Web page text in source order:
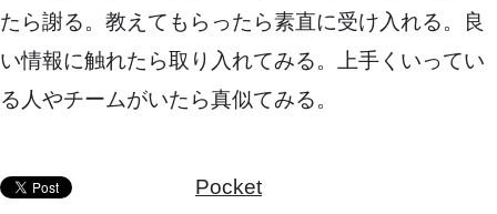
たら謝る。教えてもらったら素直に受け入れる。良
い情報に触れたら取り入れてみる。上手くいってい
る人やチームがいたら真似てみる。
Pocket